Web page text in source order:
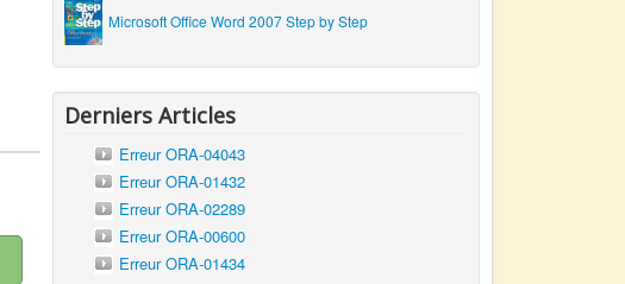
Microsoft Office Word 2007 Step by Step
Derniers Articles
Erreur ORA-04043
Erreur ORA-01432
Erreur ORA-02289
Erreur ORA-00600
Erreur ORA-01434